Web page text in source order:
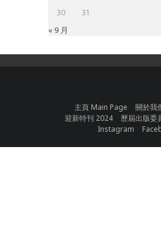
30 31
« 9 月
主頁 Main Page
關於我
迎新特刊 2024
歷屆出版委
Instagram